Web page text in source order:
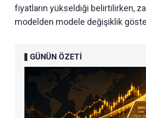
fiyatların yükseldiği belirtilirken,
modelden modele değişiklik
GÜNÜN ÖZETİ